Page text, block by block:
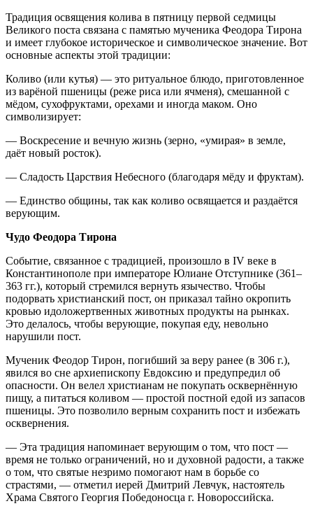
Традиция освящения колива в пятницу первой седмицы
Великого поста связана с памятью мученика Феодора Тирона
и имеет глубокое историческое и символическое значение. Вот
основные аспекты этой традиции:
Коливо (или кутья) — это ритуальное блюдо, приготовленное
из варёной пшеницы (реже риса или ячменя), смешанной с
мёдом, сухофруктами, орехами и иногда маком. Оно
символизирует:
— Воскресение и вечную жизнь (зерно, «умирая» в земле,
даёт новый росток).
— Сладость Царствия Небесного (благодаря мёду и фруктам).
— Единство общины, так как коливо освящается и раздаётся
верующим.
Чудо Феодора Тирона
Событие, связанное с традицией, произошло в IV веке в
Константинополе при императоре Юлиане Отступнике (361–
363 гг.), который стремился вернуть язычество. Чтобы
подорвать христианский пост, он приказал тайно окропить
кровью идоложертвенных животных продукты на рынках.
Это делалось, чтобы верующие, покупая еду, невольно
нарушили пост.
Мученик Феодор Тирон, погибший за веру ранее (в 306 г.),
явился во сне архиепископу Евдоксию и предупредил об
опасности. Он велел христианам не покупать осквернённую
пищу, а питаться коливом — простой постной едой из запасов
пшеницы. Это позволило верным сохранить пост и избежать
осквернения.
— Эта традиция напоминает верующим о том, что пост —
время не только ограничений, но и духовной радости, а также
о том, что святые незримо помогают нам в борьбе со
страстями, — отметил иерей Дмитрий Левчук, настоятель
Храма Святого Георгия Победоносца г. Новороссийска.